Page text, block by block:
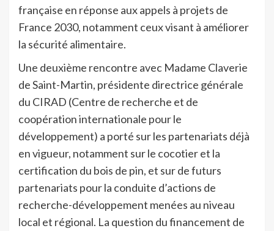
française en réponse aux appels à projets de
France 2030, notamment ceux visant à améliorer
la sécurité alimentaire.
Une deuxième rencontre avec Madame Claverie
de Saint-Martin, présidente directrice générale
du CIRAD (Centre de recherche et de
coopération internationale pour le
développement) a porté sur les partenariats déjà
en vigueur, notamment sur le cocotier et la
certification du bois de pin, et sur de futurs
partenariats pour la conduite d’actions de
recherche-développement menées au niveau
local et régional. La question du financement de